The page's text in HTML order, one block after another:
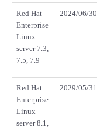
Red Hat
Enterprise
Linux
server 7.3,
7.5, 7.9
2024/06/30
Red Hat
Enterprise
Linux
server 8.1,
2029/05/31